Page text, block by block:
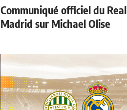
Communiqué officiel du Real
Madrid sur Michael Olise